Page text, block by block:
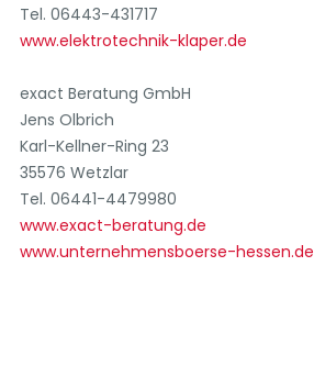
Tel. 06443-431717
www.elektrotechnik-klaper.de
exact Beratung GmbH
Jens Olbrich
Karl-Kellner-Ring 23
35576 Wetzlar
Tel. 06441-4479980
www.exact-beratung.de
www.unternehmensboerse-hessen.de